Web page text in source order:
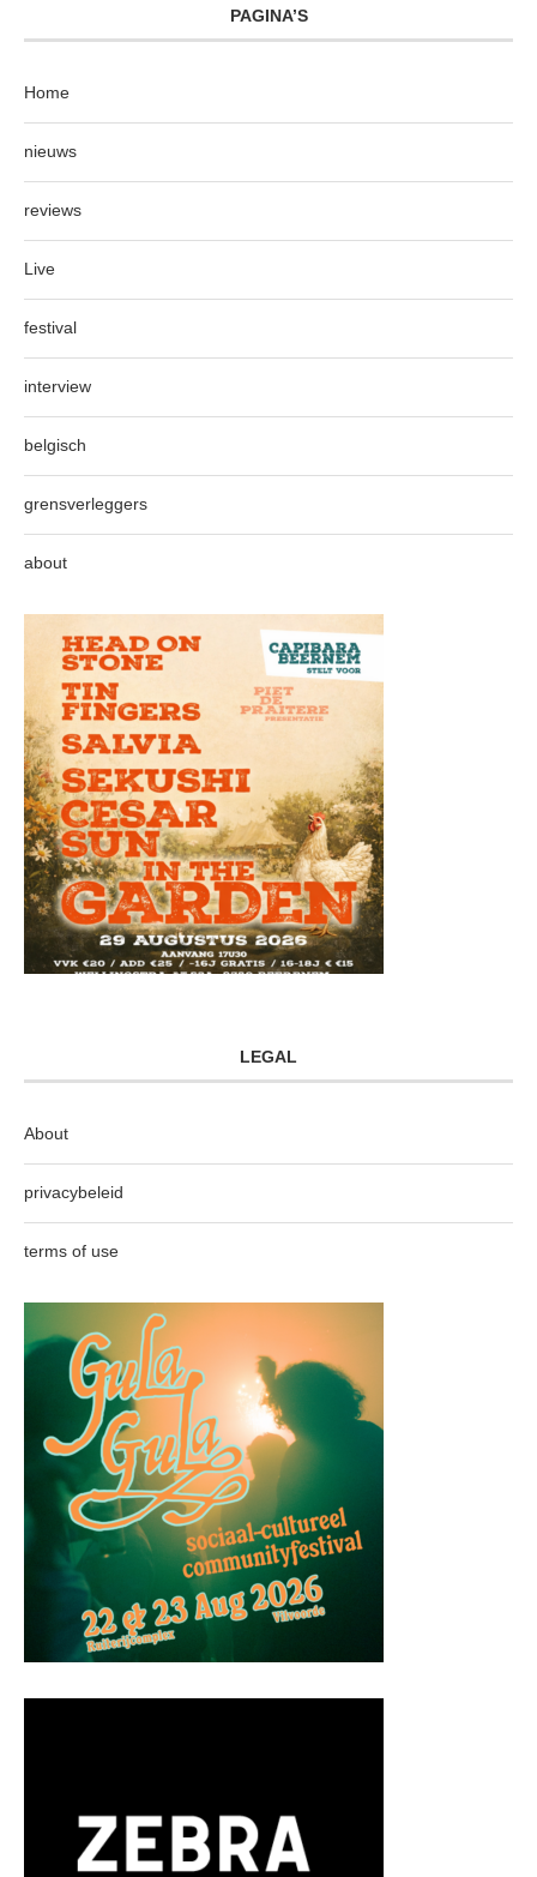
PAGINA’S
Home
nieuws
reviews
Live
festival
interview
belgisch
grensverleggers
about
LEGAL
About
privacybeleid
terms of use